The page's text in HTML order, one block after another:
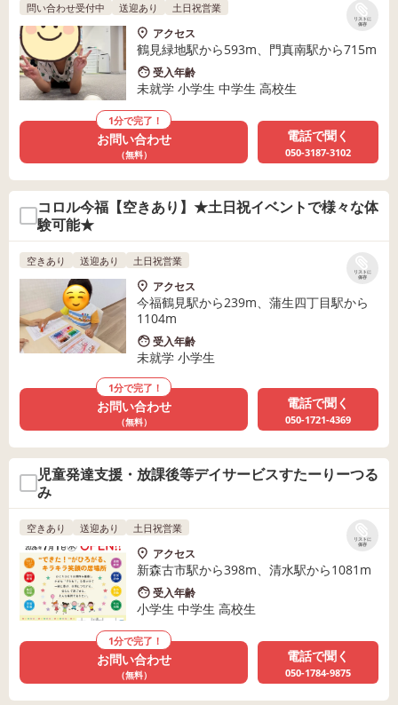
リストに
保存
問い合わせ受付中 送迎あり 土日祝営業
アクセス
鶴見緑地駅から593m、門真南駅から715m
受入年齢
未就学 小学生 中学生 高校生
1分で完了！
お問い合わせ
（無料）
電話で聞く
050-3187-3102
コロル今福【空きあり】★土日祝イベントで様々な体
験可能★
リストに
保存
空きあり 送迎あり 土日祝営業
アクセス
今福鶴見駅から239m、蒲生四丁目駅から
1104m
受入年齢
未就学 小学生
1分で完了！
お問い合わせ
（無料）
電話で聞く
050-1721-4369
児童発達支援・放課後等デイサービスすたーりーつる
み
リストに
保存
空きあり 送迎あり 土日祝営業
アクセス
新森古市駅から398m、清水駅から1081m
受入年齢
小学生 中学生 高校生
1分で完了！
お問い合わせ
（無料）
電話で聞く
050-1784-9875